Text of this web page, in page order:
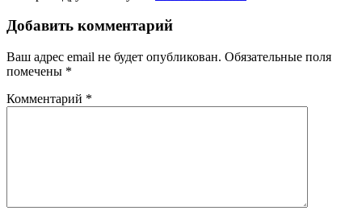
Добавить комментарий
Ваш адрес email не будет опубликован. Обязательные поля
помечены *
Комментарий *